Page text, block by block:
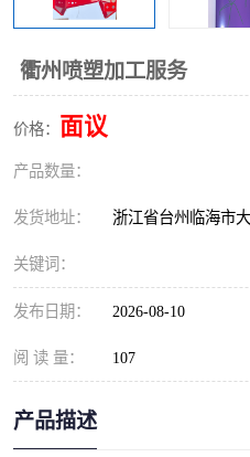
衢州喷塑加工服务
价格： 面议
产品数量：
发货地址： 浙江省台州临海市
关键词：
发布日期： 2026-08-10
阅 读 量： 107
产品描述